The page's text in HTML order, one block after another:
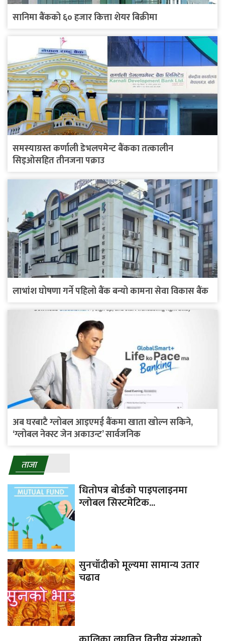
सानिमा बैंकको ६० हजार कित्ता शेयर बिक्रीमा
समस्याग्रस्त कर्णाली डेभलपमेन्ट बैंकका तत्कालीन
सिइओसहित तीनजना पक्राउ
लाभांश घोषणा गर्ने पहिलो बैंक बन्यो कामना सेवा विकास बैंक
अब घरबाटै ग्लोबल आइएमई बैंकमा खाता खोल्न सकिने,
‘ग्लोबल नेक्स्ट जेन अकाउन्ट’ सार्वजनिक
ताजा
धितोपत्र बोर्डको पाइपलाइनमा
ग्लोबल सिस्टमेटिक...
सुनचाँदीको मूल्यमा सामान्य उतार
चढाव